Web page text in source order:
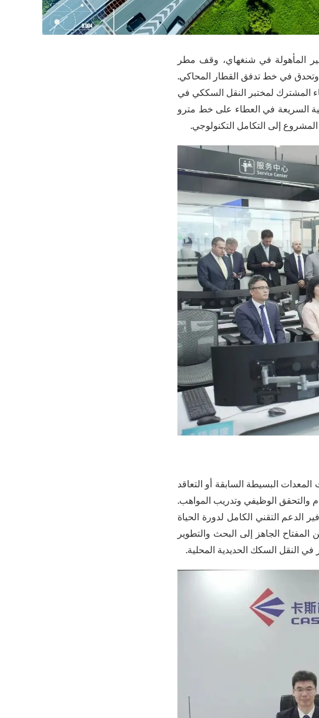
المأهولة في شنغهاي، وقف مطر
وتحدق في خط تدفق القطار المحاكي.
المشترك لمختبر النقل السككي في
السريعة في العطاء على خط مترو
إلى التكامل التكنولوجي.
البسيطة السابقة أو التعاقد
والتحقق الوظيفي وتدريب المواهب.
الدعم التقني الكامل لدورة الحياة
الجاهز إلى البحث والتطوير
النقل السكك الحديدية المحلية.